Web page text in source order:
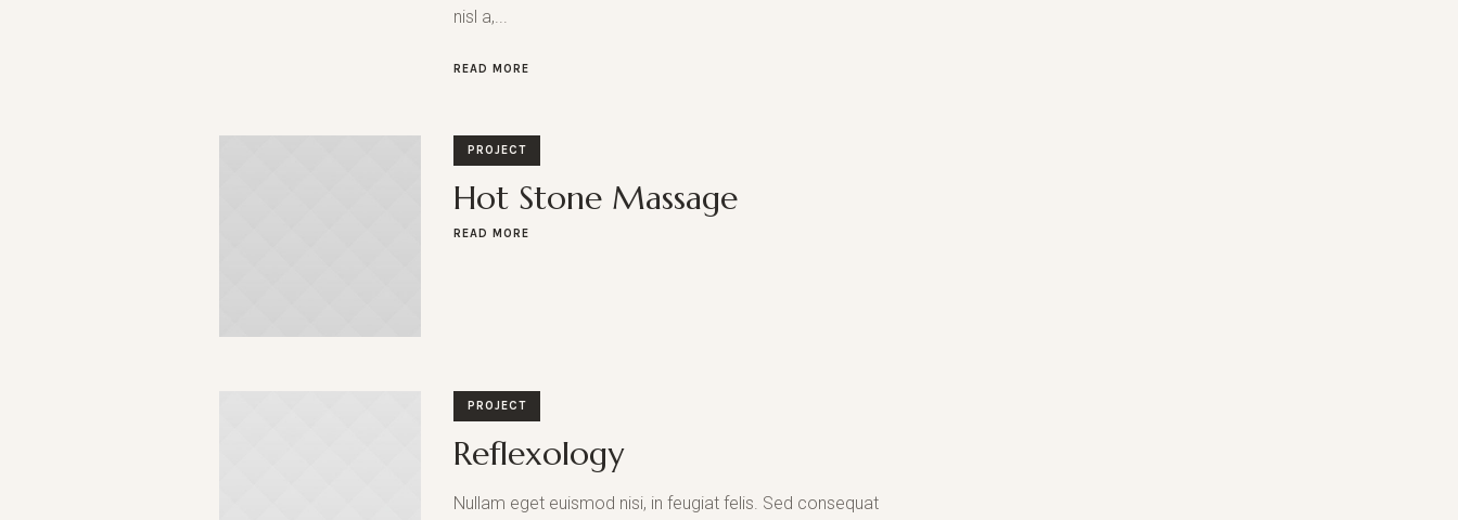
nisl a,...
READ MORE
PROJECT
Hot Stone Massage
READ MORE
PROJECT
Reflexology
Nullam eget euismod nisi, in feugiat felis. Sed consequat